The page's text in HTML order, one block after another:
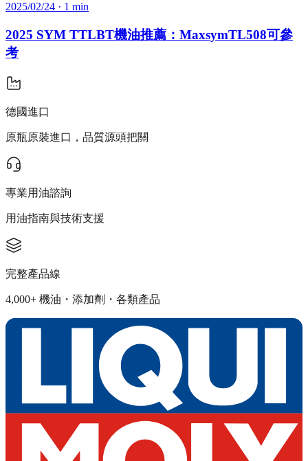
2025/02/24 · 1 min
2025 SYM TTLBT機油推薦：MaxsymTL508可參
考
德國進口
原瓶原裝進口，品質源頭把關
專業用油諮詢
用油指南與技術支援
完整產品線
4,000+ 機油・添加劑・各類產品